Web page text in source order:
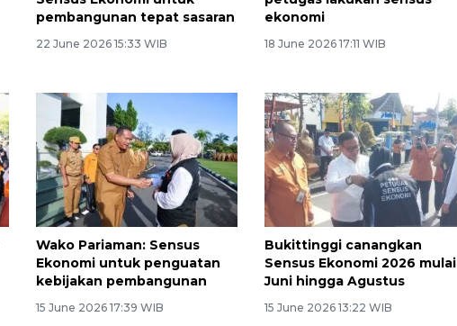
pembangunan tepat sasaran
22 June 2026 15:33 WIB
ekonomi
18 June 2026 17:11 WIB
Wako Pariaman: Sensus
Ekonomi untuk penguatan
kebijakan pembangunan
15 June 2026 17:39 WIB
Bukittinggi canangkan
Sensus Ekonomi 2026 mulai
Juni hingga Agustus
15 June 2026 13:22 WIB